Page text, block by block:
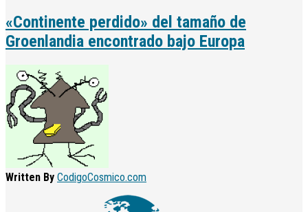
«Continente perdido» del tamaño de
Groenlandia encontrado bajo Europa
Written By CodigoCosmico.com